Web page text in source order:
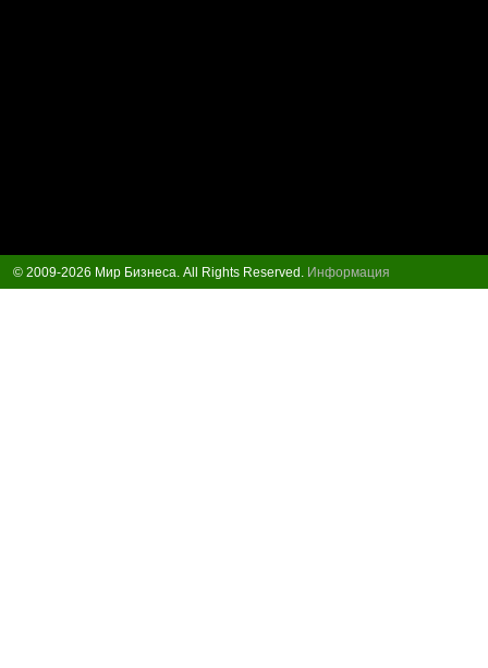
© 2009-2026 Мир Бизнеса. All Rights Reserved. Информация